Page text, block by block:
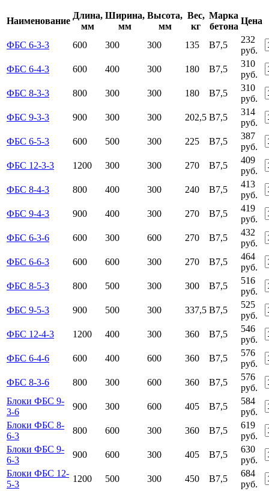
Наименование
Длина,
мм
Ширина,
мм
Высота,
мм
Вес,
кг
Марка
бетона
Цена
ФБС 6-3-3 600 300 300 135 B7,5
232
руб.
ФБС 6-4-3
600 400 300 180 B7,5
310
руб.
ФБС 8-3-3
800 300 300 180 B7,5
310
руб.
ФБС 9-3-3
900 300 300 202,5 B7,5
314
руб.
ФБС 6-5-3
600 500 300 225 B7,5
387
руб.
ФБС 12-3-3
1200 300 300 270 B7,5
409
руб.
ФБС 8-4-3
800 400 300 240 B7,5
413
руб.
ФБС 9-4-3
900 400 300 270 B7,5
419
руб.
ФБС 6-3-6
600 300 600 270 B7,5
432
руб.
ФБС 6-6-3
600 600 300 270 B7,5
464
руб.
ФБС 8-5-3
800 500 300 300 B7,5
516
руб.
ФБС 9-5-3
900 500 300 337,5 B7,5
525
руб.
ФБС 12-4-3
1200 400 300 360 B7,5
546
руб.
ФБС 6-4-6
600 400 600 360 B7,5
576
руб.
ФБС 8-3-6
800 300 600 360 B7,5
576
руб.
Блоки ФБС 9-
3-6
900 300 600 405 B7,5
584
руб.
Блоки ФБС 8-
6-3
800 600 300 360 B7,5
619
руб.
Блоки ФБС 9-
6-3
900 600 300 405 B7,5
630
руб.
Блоки ФБС 12-
5-3
1200 500 300 450 B7,5
684
руб.